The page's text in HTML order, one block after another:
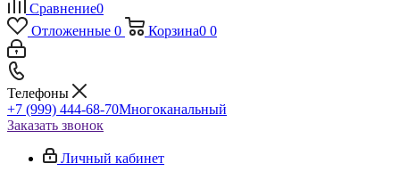
Сравнение0
Отложенные 0 Корзина0 0
Телефоны
+7 (999) 444-68-70Многоканальный
Заказать звонок
Личный кабинет